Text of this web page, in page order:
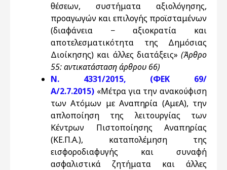
θέσεων, συστήματα αξιολόγησης,
προαγωγών και επιλογής προϊσταμένων
(διαφάνεια − αξιοκρατία και
αποτελεσματικότητα της Δημόσιας
Διοίκησης) και άλλες διατάξεις» (Άρθρο
55: αντικατάσταση άρθρου 66)
Ν. 4331/2015, (ΦΕΚ 69/
Α/2.7.2015) «Μέτρα για την ανακούφιση
των Ατόμων με Αναπηρία (ΑμεΑ), την
απλοποίηση της λειτουργίας των
Κέντρων Πιστοποίησης Αναπηρίας
(ΚΕ.Π.Α.), καταπολέμηση της
εισφοροδιαφυγής και συναφή
ασφαλιστικά ζητήματα και άλλες